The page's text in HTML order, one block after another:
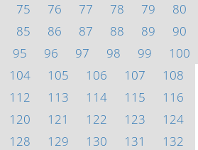
75 76 77 78 79
80
85 86 87 88 89
90
95 96 97 98 99
100
104 105 106 107
108
112 113 114 115
116
120 121 122 123
124
128 129 130 131
132